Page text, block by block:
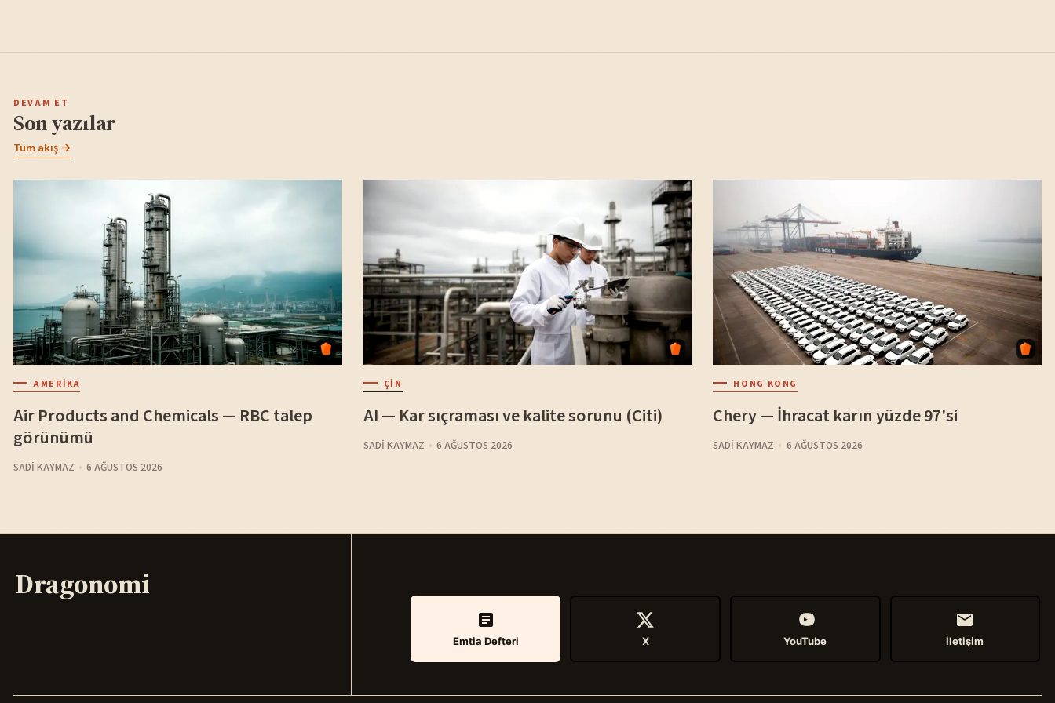
DEVAM ET
Son yazılar
Tüm akış →
AMERIKA
Air Products and Chemicals — RBC talep
görünümü
SADI KAYMAZ 6 AĞUSTOS 2026
ÇIN
AI — Kar sıçraması ve kalite sorunu (Citi)
SADI KAYMAZ 6 AĞUSTOS 2026
HONG KONG
Chery — İhracat karın yüzde 97'si
SADI KAYMAZ 6 AĞUSTOS 2026
Dragonomi
Emtia Defteri X YouTube İletişim